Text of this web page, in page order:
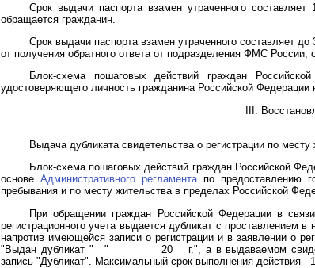
Срок выдачи паспорта взамен утраченного
обращается гражданин.
Срок выдачи паспорта взамен утраченного составляет
от получения обратного ответа от подразделения ФМС России,
Блок-схема пошаговых действий граждан
удостоверяющего личность гражданина Российской
III.
Выдача дубликата свидетельства о регистрации по месту
Блок-схема пошаговых действий граждан Российской
основе Административного регламентапо предоставлению
пребывания и по месту жительства в пределах Российской
При обращении граждан Российской Федерации в
регистрационного учета выдается дубликат с проставлением
напротив имеющейся записи о регистрации и в заявлении о
"Выдан дубликат "__" ________ 20__ г.", а в выдаваемом
запись "Дубликат". Максимальный срок выполнения действия -